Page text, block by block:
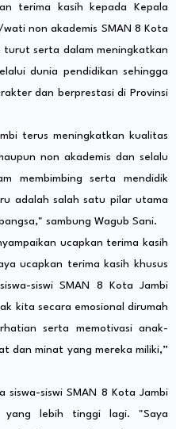
terima kasih kepada Kepala
non akademis SMAN 8 Kota
turut serta dalam meningkatkan
dunia pendidikan sehingga
dan berprestasi di Provinsi
terus meningkatkan kualitas
non akademis dan selalu
membimbing serta mendidik
adalah salah satu pilar utama
sambung Wagub Sani.
ucapkan terima kasih
ucapkan terima kasih khusus
siswi SMAN 8 Kota Jambi
kita secara emosional dirumah
serta memotivasi anak-
dan minat yang mereka miliki,”
siswa-siswi SMAN 8 Kota Jambi
yang lebih tinggi lagi. "Saya